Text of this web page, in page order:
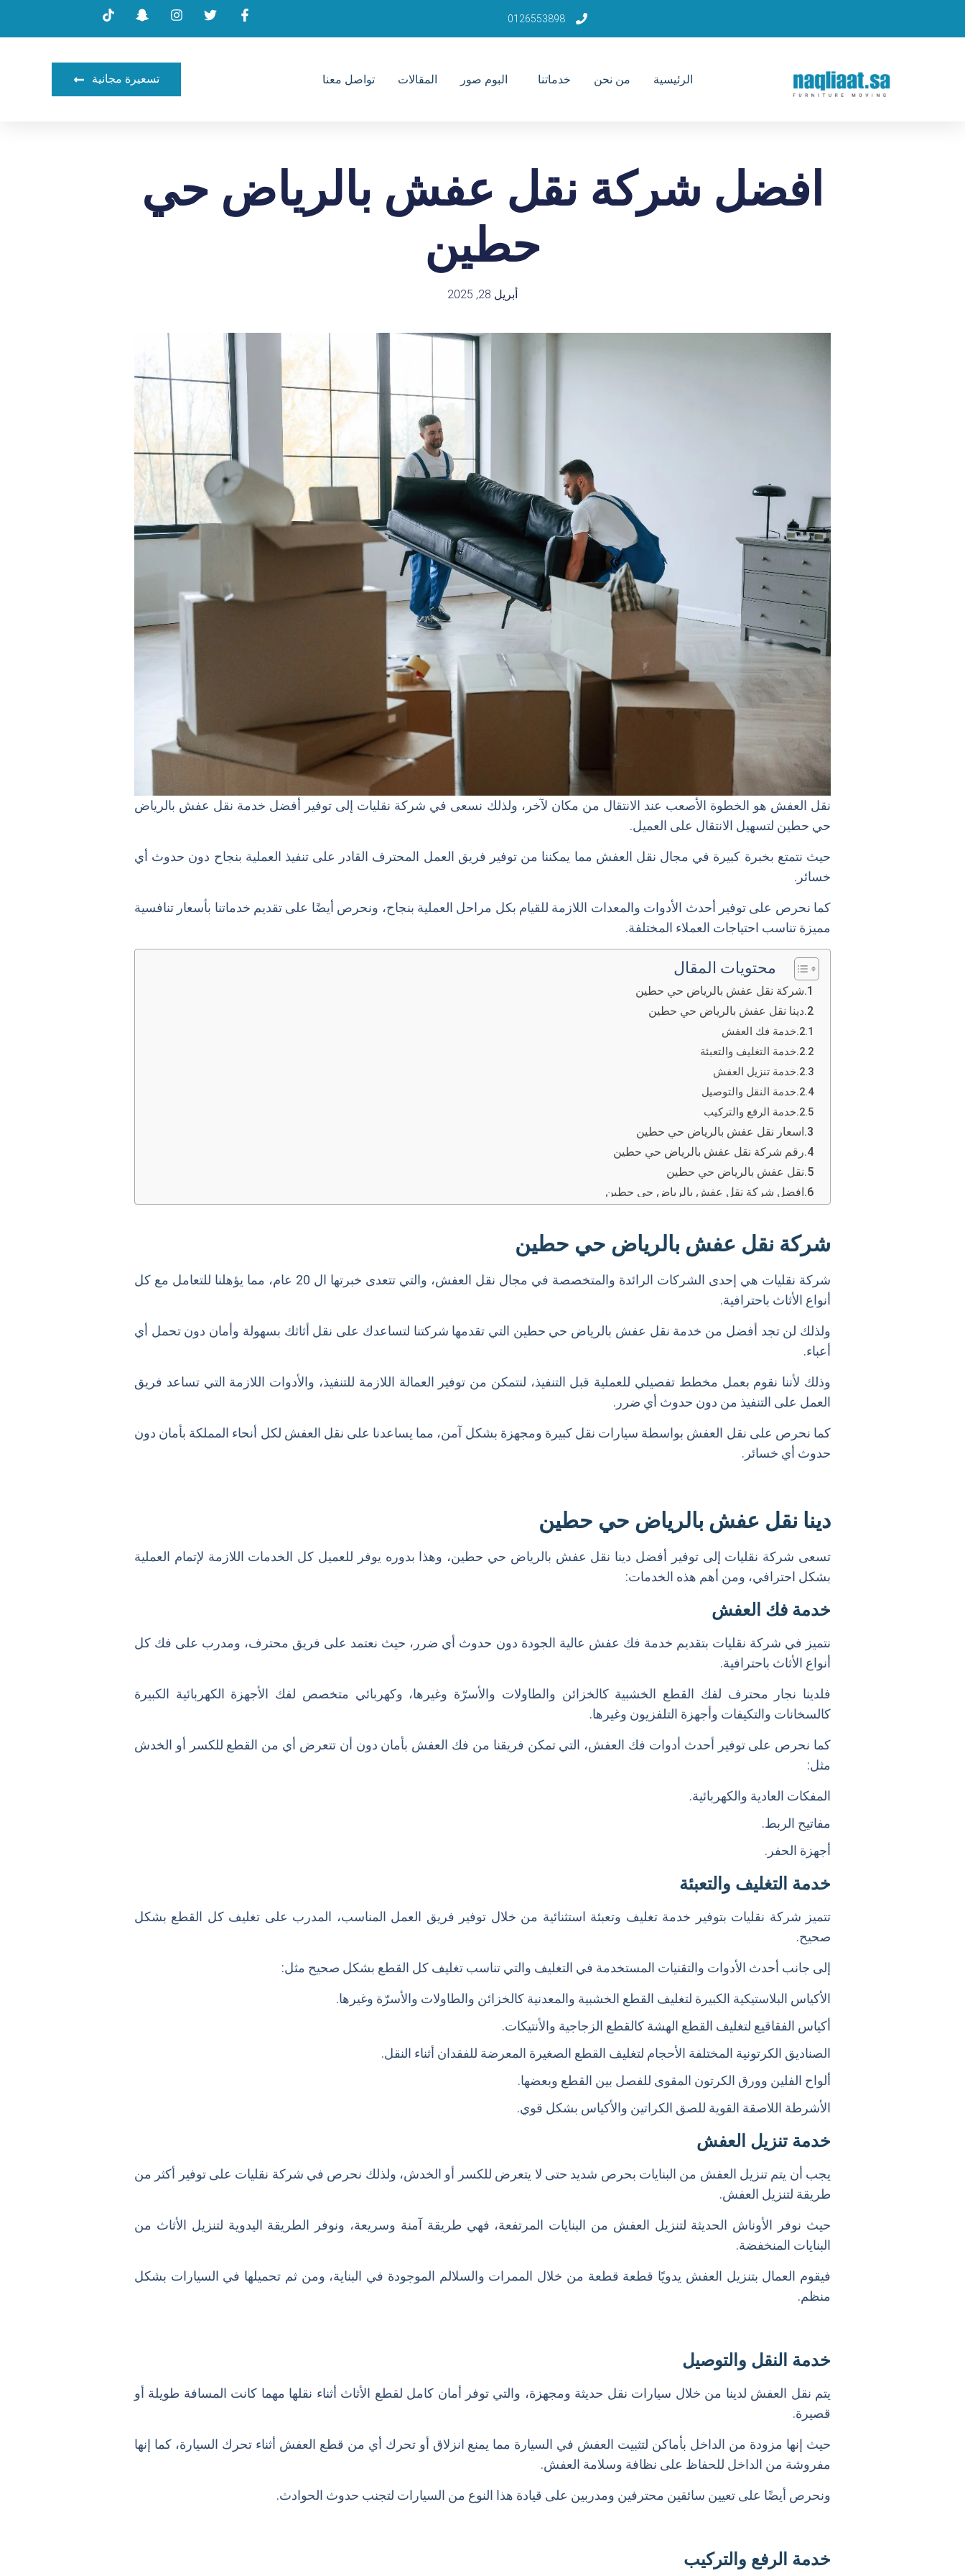
0126553898
الرئيسية من نحن خدماتنا البوم صور المقالات تواصل معنا تسعيرة مجانية
افضل شركة نقل عفش بالرياض حي
حطين
أبريل 28, 2025
نقل العفش هو الخطوة الأصعب عند الانتقال من مكان لآخر، ولذلك نسعى في شركة نقليات إلى توفير أفضل خدمة نقل عفش بالرياض
حي حطين لتسهيل الانتقال على العميل.
حيث نتمتع بخبرة كبيرة في مجال نقل العفش مما يمكننا من توفير فريق العمل المحترف القادر على تنفيذ العملية بنجاح دون حدوث أي
خسائر.
كما نحرص على توفير أحدث الأدوات والمعدات اللازمة للقيام بكل مراحل العملية بنجاح، ونحرص أيضًا على تقديم خدماتنا بأسعار تنافسية
مميزة تناسب احتياجات العملاء المختلفة.
محتويات المقال
شركة نقل عفش بالرياض حي حطين
دينا نقل عفش بالرياض حي حطين
خدمة فك العفش
خدمة التغليف والتعبئة
خدمة تنزيل العفش
خدمة النقل والتوصيل
خدمة الرفع والتركيب
اسعار نقل عفش بالرياض حي حطين
رقم شركة نقل عفش بالرياض حي حطين
نقل عفش بالرياض حي حطين
افضل شركة نقل عفش بالرياض حي حطين
الأدوات والمعدات
الضمان والأمان
سرعة التنفيذ
الأسعار الجيدة
خدمة التنظيف
شركة نقل عفش بالرياض حي حطين
شركة نقليات هي إحدى الشركات الرائدة والمتخصصة في مجال نقل العفش، والتي تتعدى خبرتها ال 20 عام، مما يؤهلنا للتعامل مع كل
أنواع الأثاث باحترافية.
ولذلك لن تجد أفضل من خدمة نقل عفش بالرياض حي حطين التي تقدمها شركتنا لتساعدك على نقل أثاثك بسهولة وأمان دون تحمل أي
أعباء.
وذلك لأننا نقوم بعمل مخطط تفصيلي للعملية قبل التنفيذ، لنتمكن من توفير العمالة اللازمة للتنفيذ، والأدوات اللازمة التي تساعد فريق
العمل على التنفيذ من دون حدوث أي ضرر.
كما نحرص على نقل العفش بواسطة سيارات نقل كبيرة ومجهزة بشكل آمن، مما يساعدنا على نقل العفش لكل أنحاء المملكة بأمان دون
حدوث أي خسائر.
دينا نقل عفش بالرياض حي حطين
تسعى شركة نقليات إلى توفير أفضل دينا نقل عفش بالرياض حي حطين، وهذا بدوره يوفر للعميل كل الخدمات اللازمة لإتمام العملية
بشكل احترافي، ومن أهم هذه الخدمات:
خدمة فك العفش
نتميز في شركة نقليات بتقديم خدمة فك عفش عالية الجودة دون حدوث أي ضرر، حيث نعتمد على فريق محترف، ومدرب على فك كل
أنواع الأثاث باحترافية.
فلدينا نجار محترف لفك القطع الخشبية كالخزائن والطاولات والأسرّة وغيرها، وكهربائي متخصص لفك الأجهزة الكهربائية الكبيرة
كالسخانات والتكيفات وأجهزة التلفزيون وغيرها.
كما نحرص على توفير أحدث أدوات فك العفش، التي تمكن فريقنا من فك العفش بأمان دون أن تتعرض أي من القطع للكسر أو الخدش
مثل:
المفكات العادية والكهربائية.
مفاتيح الربط.
أجهزة الحفر.
خدمة التغليف والتعبئة
تتميز شركة نقليات بتوفير خدمة تغليف وتعبئة استثنائية من خلال توفير فريق العمل المناسب، المدرب على تغليف كل القطع بشكل
صحيح.
إلى جانب أحدث الأدوات والتقنيات المستخدمة في التغليف والتي تناسب تغليف كل القطع بشكل صحيح مثل:
الأكياس البلاستيكية الكبيرة لتغليف القطع الخشبية والمعدنية كالخزائن والطاولات والأسرّة وغيرها.
أكياس الفقاقيع لتغليف القطع الهشة كالقطع الزجاجية والأنتيكات.
الصناديق الكرتونية المختلفة الأحجام لتغليف القطع الصغيرة المعرضة للفقدان أثناء النقل.
ألواح الفلين وورق الكرتون المقوى للفصل بين القطع وبعضها.
الأشرطة اللاصقة القوية للصق الكراتين والأكياس بشكل قوي.
خدمة تنزيل العفش
يجب أن يتم تنزيل العفش من البنايات بحرص شديد حتى لا يتعرض للكسر أو الخدش، ولذلك نحرص في شركة نقليات على توفير أكثر من
طريقة لتنزيل العفش.
حيث نوفر الأوناش الحديثة لتنزيل العفش من البنايات المرتفعة، فهي طريقة آمنة وسريعة، ونوفر الطريقة اليدوية لتنزيل الأثاث من
البنايات المنخفضة.
فيقوم العمال بتنزيل العفش يدويًا قطعة قطعة من خلال الممرات والسلالم الموجودة في البناية، ومن ثم تحميلها في السيارات بشكل
منظم.
خدمة النقل والتوصيل
يتم نقل العفش لدينا من خلال سيارات نقل حديثة ومجهزة، والتي توفر أمان كامل لقطع الأثاث أثناء نقلها مهما كانت المسافة طويلة أو
قصيرة.
حيث إنها مزودة من الداخل بأماكن لتثبيت العفش في السيارة مما يمنع انزلاق أو تحرك أي من قطع العفش أثناء تحرك السيارة، كما إنها
مفروشة من الداخل للحفاظ على نظافة وسلامة العفش.
ونحرص أيضًا على تعيين سائقين محترفين ومدربين على قيادة هذا النوع من السيارات لتجنب حدوث الحوادث.
خدمة الرفع والتركيب